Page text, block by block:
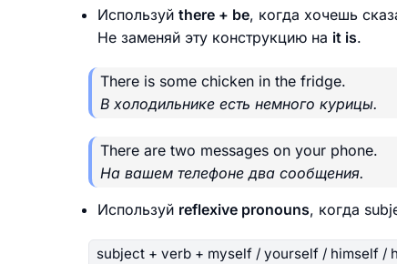
Используй there + be, когда хочешь
Не заменяй эту конструкцию на it is.
There is some chicken in the fridge.
В холодильнике есть немного курицы.
There are two messages on your phone.
На вашем телефоне два сообщения.
Используй reflexive pronouns, когда
subject + verb + myself / yourself / himself /